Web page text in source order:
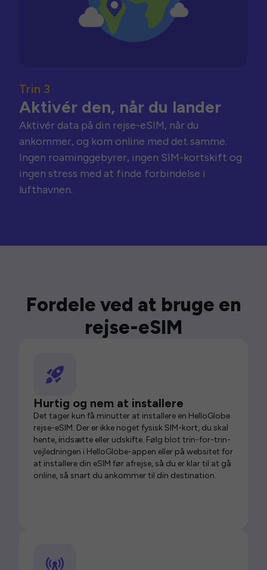
Trin 3
Aktivér den, når du lander
Aktivér data på din rejse-eSIM, når du
ankommer, og kom online med det samme.
Ingen roaminggebyrer, ingen SIM-kortskift og
ingen stress med at finde forbindelse i
lufthavnen.
Fordele ved at bruge en
rejse-eSIM
Hurtig og nem at installere
Det tager kun få minutter at installere en HelloGlobe
rejse-eSIM. Der er ikke noget fysisk SIM-kort, du skal
hente, indsætte eller udskifte. Følg blot trin-for-trin-
vejledningen i HelloGlobe-appen eller på websitet for
at installere din eSIM før afrejse, så du er klar til at gå
online, så snart du ankommer til din destination.